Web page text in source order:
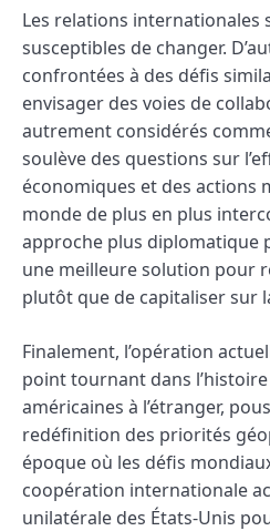
Les relations internationales
susceptibles de changer.
confrontées à des défis
envisager des voies de
autrement considérés
soulève des questions sur
économiques et des actions
monde de plus en plus
approche plus diplomatique
une meilleure solution pour
plutôt que de capitaliser sur
Finalement, l’opération
point tournant dans
américaines à l’étranger,
redéfinition des priorités
époque où les défis
coopération internationale
unilatérale des États-Unis